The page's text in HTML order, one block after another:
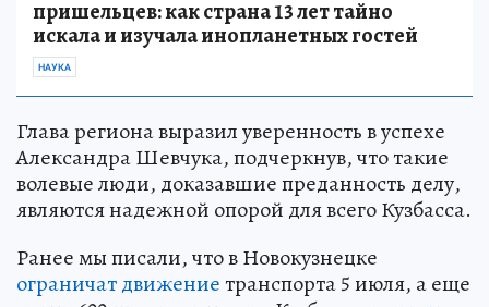
пришельцев: как страна 13 лет тайно
искала и изучала инопланетных гостей
НАУКА
Глава региона выразил уверенность в успехе
Александра Шевчука, подчеркнув, что такие
волевые люди, доказавшие преданность делу,
являются надежной опорой для всего Кузбасса.
Ранее мы писали, что в Новокузнецке
ограничат движениетранспорта 5 июля, а еще